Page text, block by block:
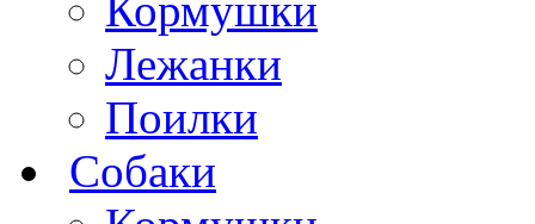
Лежанки
Поилки
Собаки